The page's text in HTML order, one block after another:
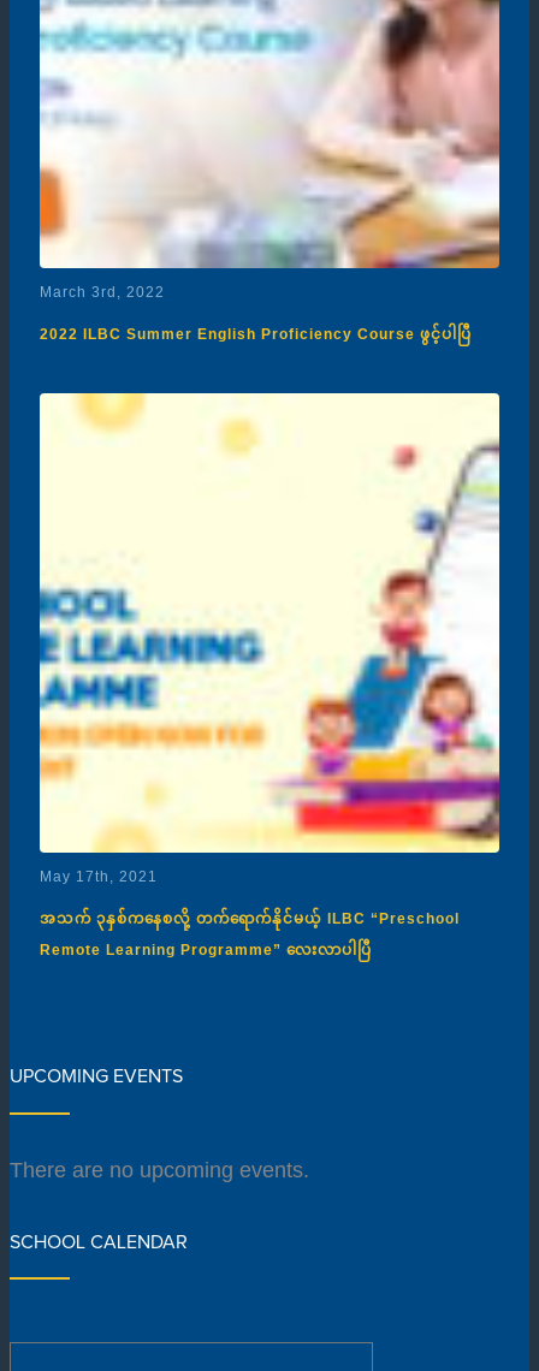
March 3rd, 2022
2022 ILBC Summer English Proficiency Course ဖွင့်ပါပြီ
May 17th, 2021
အသက် ၃နှစ်ကနေစလို့ တက်ရောက်နိုင်မယ့် ILBC “Preschool
Remote Learning Programme” လေးလာပါပြီ
UPCOMING EVENTS
There are no upcoming events.
SCHOOL CALENDAR